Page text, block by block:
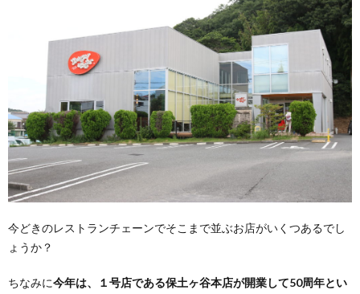
今どきのレストランチェーンでそこまで並ぶお店がいくつあるでし
ょうか？
ちなみに今年は、１号店である保土ヶ谷本店が開業して50周年とい